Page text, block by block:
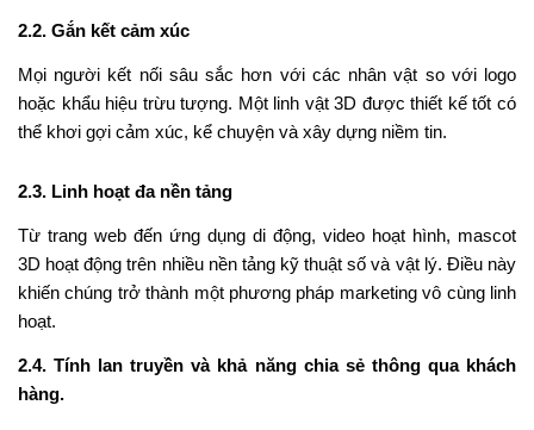
2.2. Gắn kết cảm xúc
Mọi người kết nối sâu sắc hơn với các nhân vật so với logo
hoặc khẩu hiệu trừu tượng. Một linh vật 3D được thiết kế tốt có
thể khơi gợi cảm xúc, kể chuyện và xây dựng niềm tin.
2.3. Linh hoạt đa nền tảng
Từ trang web đến ứng dụng di động, video hoạt hình, mascot
3D hoạt động trên nhiều nền tảng kỹ thuật số và vật lý. Điều này
khiến chúng trở thành một phương pháp marketing vô cùng linh
hoạt.
2.4. Tính lan truyền và khả năng chia sẻ thông qua khách
hàng.